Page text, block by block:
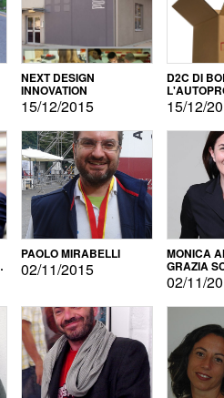
NEXT DESIGN
INNOVATION
15/12/2015
D2C DI
15/12/
PAOLO MIRABELLI
02/11/2015
MONICA
GRAZIA
02/11/